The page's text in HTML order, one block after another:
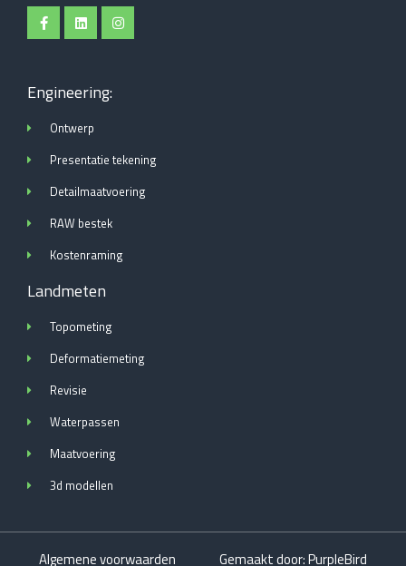
Engineering:
Ontwerp
Presentatie tekening
Detailmaatvoering
RAW bestek
Kostenraming
Landmeten
Topometing
Deformatiemeting
Revisie
Waterpassen
Maatvoering
3d modellen
Algemene voorwaarden Gemaakt door: PurpleBird